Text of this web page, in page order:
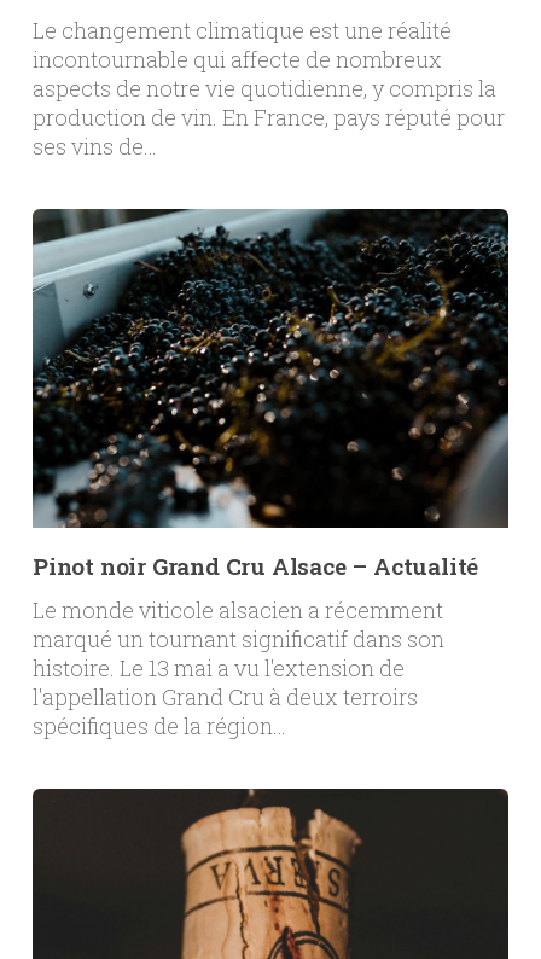
Le changement climatique est une réalité
incontournable qui affecte de nombreux
aspects de notre vie quotidienne, y compris la
production de vin. En France, pays réputé pour
ses vins de…
Pinot noir Grand Cru Alsace – Actualité
Le monde viticole alsacien a récemment
marqué un tournant significatif dans son
histoire. Le 13 mai a vu l'extension de
l'appellation Grand Cru à deux terroirs
spécifiques de la région…